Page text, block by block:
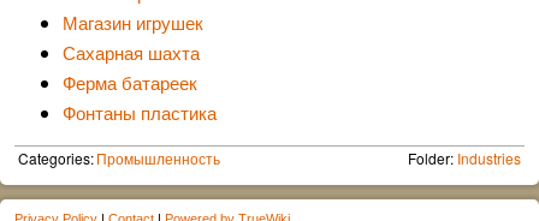
Магазин игрушек
Сахарная шахта
Ферма батареек
Фонтаны пластика
Categories:Промышленность Folder: Industries